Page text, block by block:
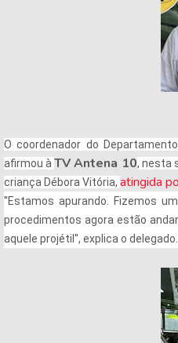
O coordenador do
afirmou à TV Antena 10, nesta
criança Débora Vitória, atingida
''Estamos apurando. Fizemos
procedimentos agora estão
aquele projétil'', explica o delegado.